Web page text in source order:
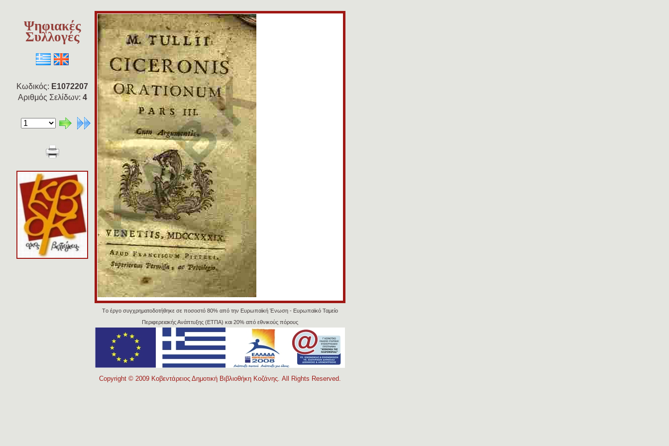
Ψηφιακές
Συλλογές
Κωδικός: E1072207
Αριθμός Σελίδων: 4
Tο έργο συγχρηματοδοτήθηκε σε ποσοστό 80% από την Ευρωπαϊκή Ένωση - Ευρωπαϊκό Ταμείο
Περιφερειακής Ανάπτυξης (ΕΤΠΑ) και 20% από εθνικούς πόρους
Copyright © 2009 Κοβεντάρειος Δημοτική Βιβλιοθήκη Κοζάνης. All Rights Reserved.